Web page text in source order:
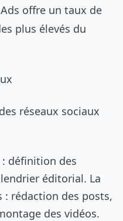
offre un taux de
plus élevés du
réseaux sociaux
définition des
éditorial. La
rédaction des posts,
des vidéos.